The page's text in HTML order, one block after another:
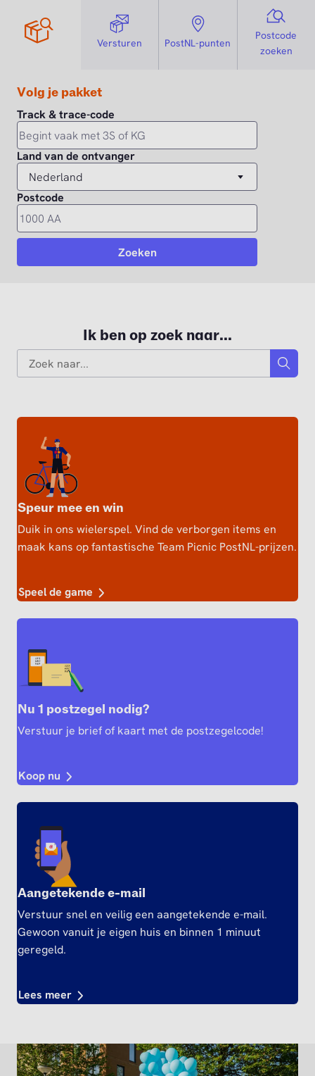
Versturen PostNL-punten
Postcode
zoeken
Volg je pakket
Ik ben op zoek naar...
Zoek
Speur mee en win
Duik in ons wielerspel. Vind de verborgen items en
maak kans op fantastische Team Picnic PostNL-prijzen.
Speel de game
Nu 1 postzegel nodig?
Verstuur je brief of kaart met de postzegelcode!
Koop nu
Aangetekende e-mail
Verstuur snel en veilig een aangetekende e-mail.
Gewoon vanuit je eigen huis en binnen 1 minuut
geregeld.
Lees meer